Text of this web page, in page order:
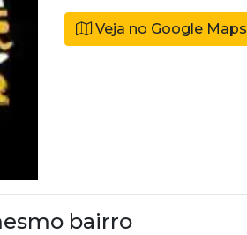
Veja no Google Maps
bairro